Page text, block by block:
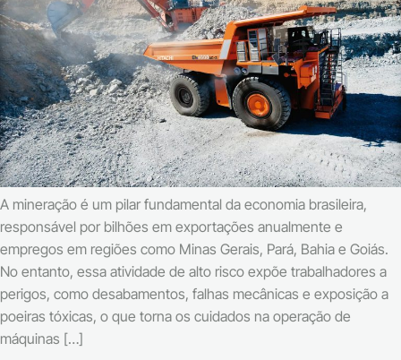
A mineração é um pilar fundamental da economia brasileira,
responsável por bilhões em exportações anualmente e
empregos em regiões como Minas Gerais, Pará, Bahia e Goiás.
No entanto, essa atividade de alto risco expõe trabalhadores a
perigos, como desabamentos, falhas mecânicas e exposição a
poeiras tóxicas, o que torna os cuidados na operação de
máquinas […]